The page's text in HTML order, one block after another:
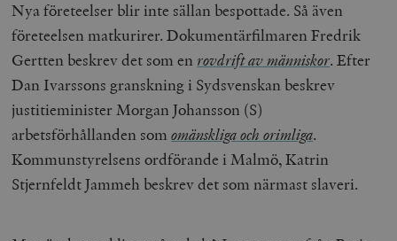
Nya företeelser blir inte sällan bespottade. Så även
företeelsen matkurirer. Dokumentärfilmaren Fredrik
Gertten beskrev det som en rovdrift av människor. Efter
Dan Ivarssons granskning i Sydsvenskan beskrev
justitieminister Morgan Johansson (S)
arbetsförhållanden somomänskliga och orimliga.
Kommunstyrelsens ordförande i Malmö, Katrin
Stjernfeldt Jammeh beskrev det som närmast slaveri.